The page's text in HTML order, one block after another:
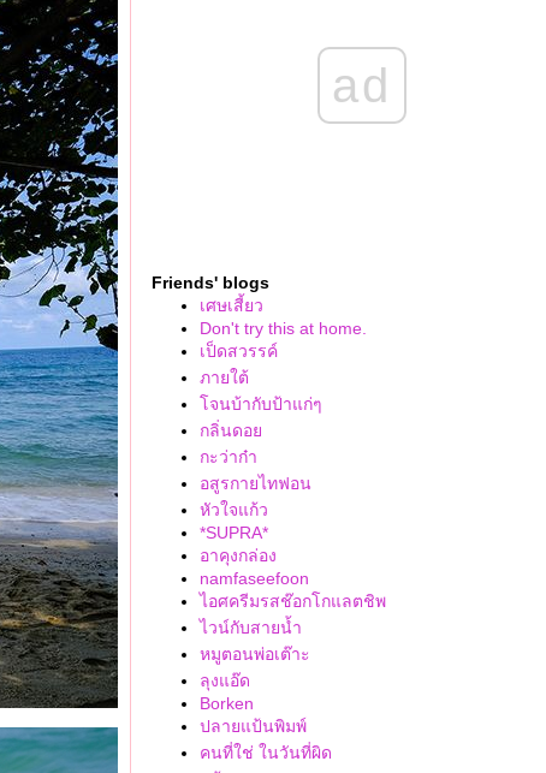
เท่ด้วยธีมตู้รถไฟไฮโซ !
Cross Vibe Bangkok Sukhumvit กับโปรคุ้ม
Shama Lakeview Asoke ห้องพักสวย Facility
ครบมาก
Veranda Resort & Villas Hua Hin Cha Am กับ
มุมปังๆ สระว่ายน้ำคือดีย์
Aleenta Hua Hin - Pranburi ที่พักฟิลบาหลี ติด
หาด ใกล้กรุง
SO/ Bangkok พักกลางกรุงใช้ชีวิตติดหรูอย่างมี
สไตล์
HOMM Sukhumvit34 Bangkok บูทีคกลางกรุง
เปิดใหม่ มีออนเซ็นส่วนตัว
รอยัล ออคิด เชอราตัน พักริมน้ำเจ้าพระยา
บรรยากาศปังมาก
Hotel Indigo Bangkok เต็มอิ่มกับการพักผ่อน
ห้องพักสวย วิวเมืองปัง
Symphony of the Sea โรงแรมเปิดใหม่บาง
สน ติดทะเลส่วนตัว บรรยกาศดี
Blu Monkey Bangsaen เปิดใหม่ เอาใจคนชอบ
พี่ลิง
ad
Friends' blogs
เศษเสี้ยว
Don't try this at home.
เป็ดสวรรค์
ภายใต้
จนบ้ากับป้าแก่ๆ
กลิ่นดอ
กะว่าก๋า
อสูรกายไทฟอน
หัวใจแก้ว
*SUPRA*
อาคุงกล่อง
namfaseefoon
ไอศครีมรสช๊อกโกแลตชิพ
ไวน์กับสายน้ำ
หมูตอนพ่อเต๊าะ
ลุงแอ๊ด
Borken
ปลายแป้นพิมพ์
คนที่ใช่ ในวันที่ผิด